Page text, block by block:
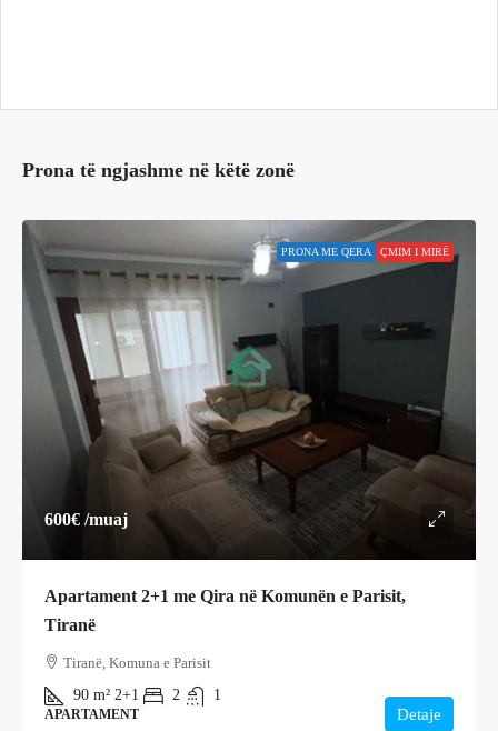
Prona të ngjashme në këtë zonë
PRONA ME QERA ÇMIM I MIRË
600€ /muaj
Apartament 2+1 me Qira në Komunën e Parisit,
Tiranë
Tiranë, Komuna e Parisit
90 m² 2+1 2 1
APARTAMENT Detaje